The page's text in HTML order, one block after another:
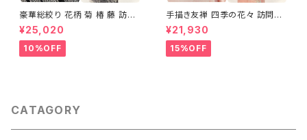
豪華総絞り 花柄 菊 椿 藤 訪問
着 鹿の子絞り ラメ 正絹 黒 白
グレー 1435
¥25,020
10%OFF
手描き友禅 四季の花々 訪問着
袷 正絹 サーモンピンク クリー
ム 白 桃花色 1434
¥21,930
15%OFF
CATAGORY